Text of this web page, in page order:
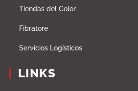
Tiendas del Color
Fibratore
Servicios Logísticos
LINKS